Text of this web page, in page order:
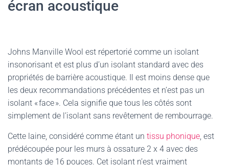
écran acoustique
Johns Manville Wool est répertorié comme un isolant
insonorisant et est plus d’un isolant standard avec des
propriétés de barrière acoustique. Il est moins dense que
les deux recommandations précédentes et n’est pas un
isolant « face ». Cela signifie que tous les côtés sont
simplement de l’isolant sans revêtement de rembourrage.
Cette laine, considéré comme étant un tissu phonique, est
prédécoupée pour les murs à ossature 2 x 4 avec des
montants de 16 pouces. Cet isolant n’est vraiment